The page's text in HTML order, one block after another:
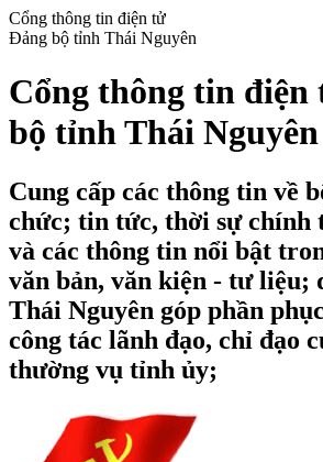
Cổng thông tin điện tử
Đảng bộ tỉnh Thái Nguyên
Cổng thông tin
bộ tỉnh Thái Nguyên
Cung cấp các thông tin về
chức; tin tức, thời sự
và các thông tin nổi bật
văn bản, văn kiện - tư liệu;
Thái Nguyên góp phần
công tác lãnh đạo, chỉ đạo
thường vụ tỉnh ủy;